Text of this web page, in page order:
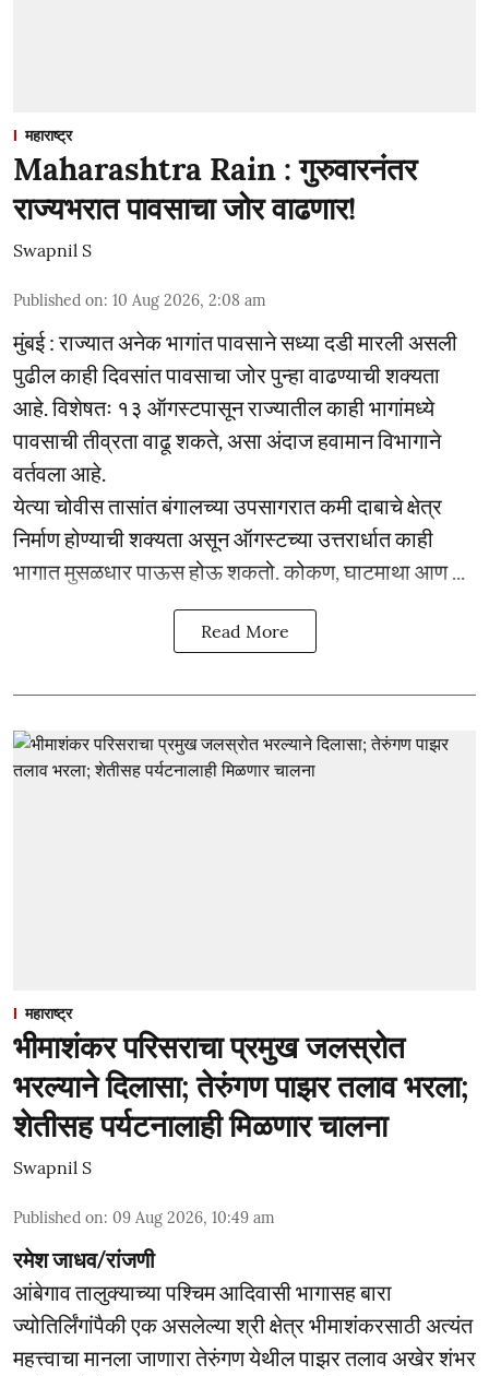
महाराष्ट्र
Maharashtra Rain : गुरुवारनंतर
राज्यभरात पावसाचा जोर वाढणार!
Swapnil S
Published on: 10 Aug 2026, 2:08 am
मुंबई : राज्यात अनेक भागांत पावसाने सध्या दडी मारली असली
पुढील काही दिवसांत पावसाचा जोर पुन्हा वाढण्याची शक्यता
आहे. विशेषतः १३ ऑगस्टपासून राज्यातील काही भागांमध्ये
पावसाची तीव्रता वाढू शकते, असा अंदाज हवामान विभागाने
वर्तवला आहे.
येत्या चोवीस तासांत बंगालच्या उपसागरात कमी दाबाचे क्षेत्र
निर्माण होण्याची शक्यता असून ऑगस्टच्या उत्तरार्धात काही
भागात मुसळधार पाऊस होऊ शकतो. कोकण, घाटमाथा आण ...
Read More
महाराष्ट्र
भीमाशंकर परिसराचा प्रमुख जलस्रोत
भरल्याने दिलासा; तेरुंगण पाझर तलाव भरला;
शेतीसह पर्यटनालाही मिळणार चालना
Swapnil S
Published on: 09 Aug 2026, 10:49 am
रमेश जाधव/रांजणी
आंबेगाव तालुक्याच्या पश्चिम आदिवासी भागासह बारा
ज्योतिर्लिंगांपैकी एक असलेल्या श्री क्षेत्र भीमाशंकरसाठी अत्यंत
महत्त्वाचा मानला जाणारा तेरुंगण येथील पाझर तलाव अखेर शंभर